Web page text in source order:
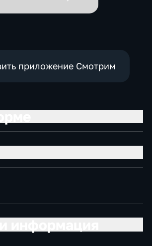
приложение Смотрим